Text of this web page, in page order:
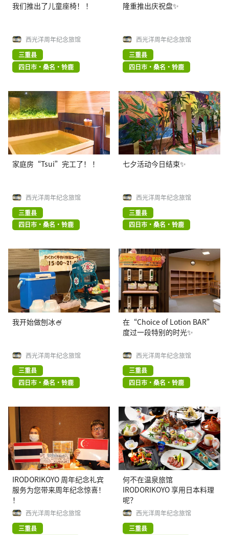
我们推出了儿童座椅！ ！
西光洋周年纪念旅馆
三重县
四日市・桑名・铃鹿
隆重推出庆祝盘✨
西光洋周年纪念旅馆
三重县
四日市・桑名・铃鹿
家庭房“Tsui”完工了！ ！
西光洋周年纪念旅馆
三重县
四日市・桑名・铃鹿
七夕活动今日结束✨
西光洋周年纪念旅馆
三重县
四日市・桑名・铃鹿
我开始做刨冰🍧
西光洋周年纪念旅馆
三重县
四日市・桑名・铃鹿
在“Choice of Lotion BAR”
度过一段特别的时光✨
西光洋周年纪念旅馆
三重县
四日市・桑名・铃鹿
IRODORIKOYO 周年纪念礼宾
服务为您带来周年纪念惊喜！
！
西光洋周年纪念旅馆
三重县
何不在温泉旅馆
IRODORIKOYO 享用日本料理
呢？
西光洋周年纪念旅馆
三重县